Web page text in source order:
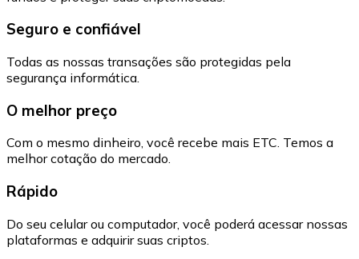
Seguro e confiável
Todas as nossas transações são protegidas pela
segurança informática.
O melhor preço
Com o mesmo dinheiro, você recebe mais ETC. Temos a
melhor cotação do mercado.
Rápido
Do seu celular ou computador, você poderá acessar nossas
plataformas e adquirir suas criptos.